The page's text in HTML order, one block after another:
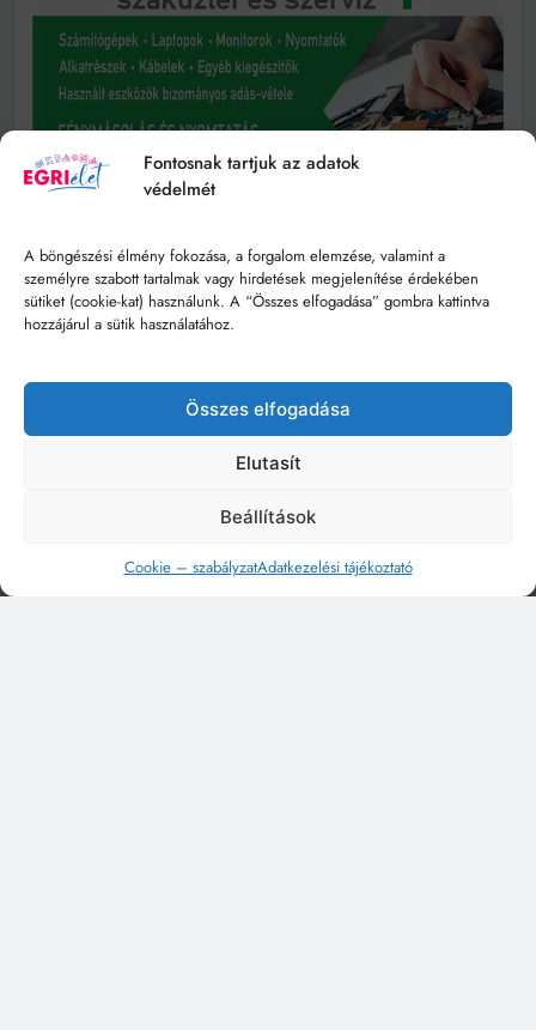
Fontosnak tartjuk az adatok
védelmét
A böngészési élmény fokozása, a forgalom elemzése, valamint a
személyre szabott tartalmak vagy hirdetések megjelenítése érdekében
sütiket (cookie-kat) használunk. A “Összes elfogadása” gombra kattintva
hozzájárul a sütik használatához.
Összes elfogadása
Elutasít
Beállítások
Cookie – szabályzatAdatkezelési tájékoztató